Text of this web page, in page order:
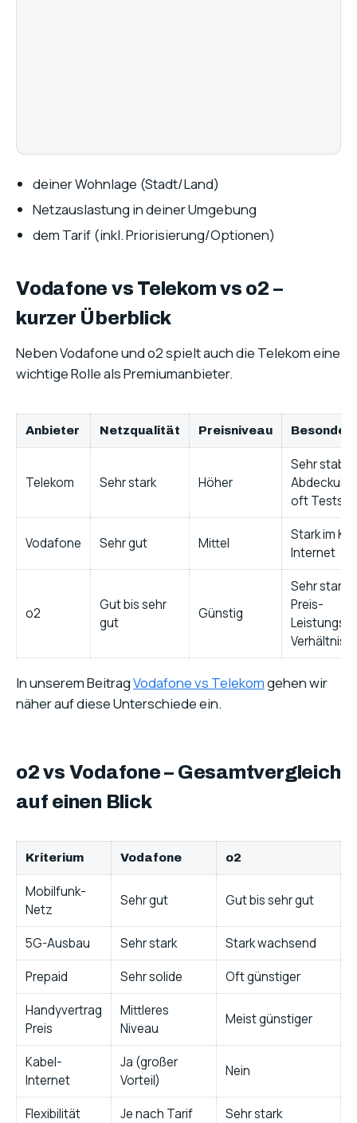
deiner Wohnlage (Stadt/Land)
Netzauslastung in deiner Umgebung
dem Tarif (inkl. Priorisierung/Optionen)
Vodafone vs Telekom vs o2 –
kurzer Überblick
Neben Vodafone und o2 spielt auch die Telekom eine
wichtige Rolle als Premiumanbieter.
Anbieter Netzqualität Preisniveau
Telekom Sehr stark Höher
Sehr stabile
Abdeckung,
oft
Vodafone Sehr gut Mittel
Stark im
Internet
o2
Gut bis sehr
gut
Günstig
Sehr
Preis-
Leistungs-
Verhältnis
In unserem BeitragVodafone vs Telekomgehen wir
näher auf diese Unterschiede ein.
o2 vs Vodafone – Gesamtvergleich
auf einen Blick
Kriterium Vodafone o2
Mobilfunk-
Netz
Sehr gut Gut bis sehr gut
5G-Ausbau Sehr stark
Stark wachsend
Prepaid
Sehr solide
Oft günstiger
Handyvertrag
Preis
Mittleres
Niveau
Meist günstiger
Kabel-
Internet
Ja (großer
Vorteil)
Nein
Flexibilität Je nach Tarif Sehr stark